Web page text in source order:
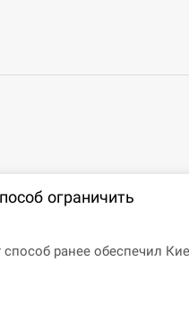
ограничить
ранее обеспечил